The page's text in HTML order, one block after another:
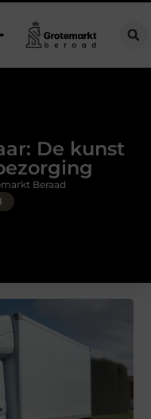
in Utrecht?
De kunst
Beraad